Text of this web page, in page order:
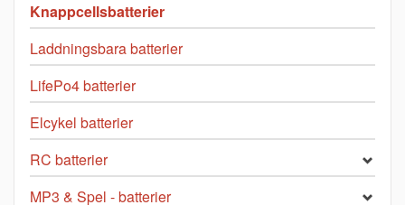
Knappcellsbatterier
Laddningsbara batterier
LifePo4 batterier
Elcykel batterier
RC batterier
MP3 & Spel - batterier